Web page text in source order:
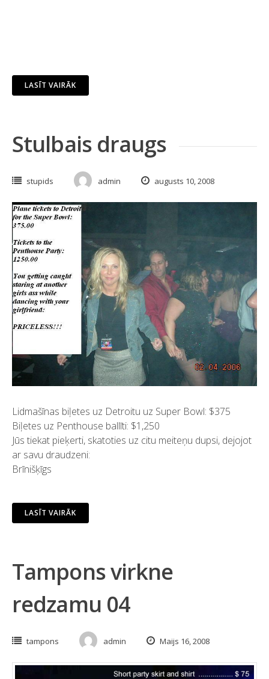
LASĪT VAIRĀK
Stulbais draugs
stupids admin augusts 10, 2008
Lidmašīnas biļetes uz Detroitu uz Super Bowl: $375
Biļetes uz Penthouse ballīti: $1,250
Jūs tiekat pieķerti, skatoties uz citu meiteņu dupsi, dejojot
ar savu draudzeni:
Brīnišķīgs
LASĪT VAIRĀK
Tampons virkne
redzamu 04
tampons admin Maijs 16, 2008